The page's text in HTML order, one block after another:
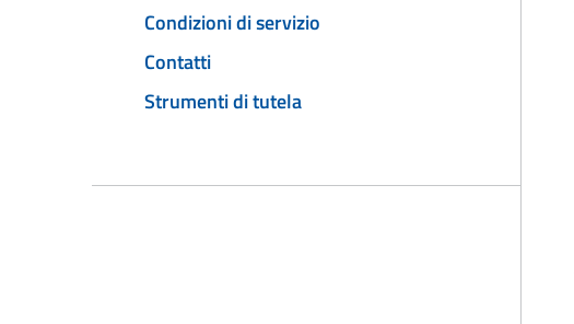
Condizioni di servizio
Contatti
Strumenti di tutela